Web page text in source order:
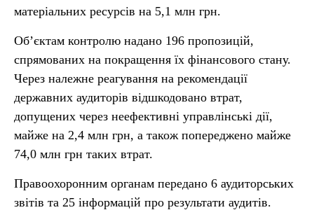
матеріальних ресурсів на 5,1 млн грн.
Об’єктам контролю надано 196 пропозицій,
спрямованих на покращення їх фінансового стану.
Через належне реагування на рекомендації
державних аудиторів відшкодовано втрат,
допущених через неефективні управлінські дії,
майже на 2,4 млн грн, а також попереджено майже
74,0 млн грн таких втрат.
Правоохоронним органам передано 6 аудиторських
звітів та 25 інформацій про результати аудитів.